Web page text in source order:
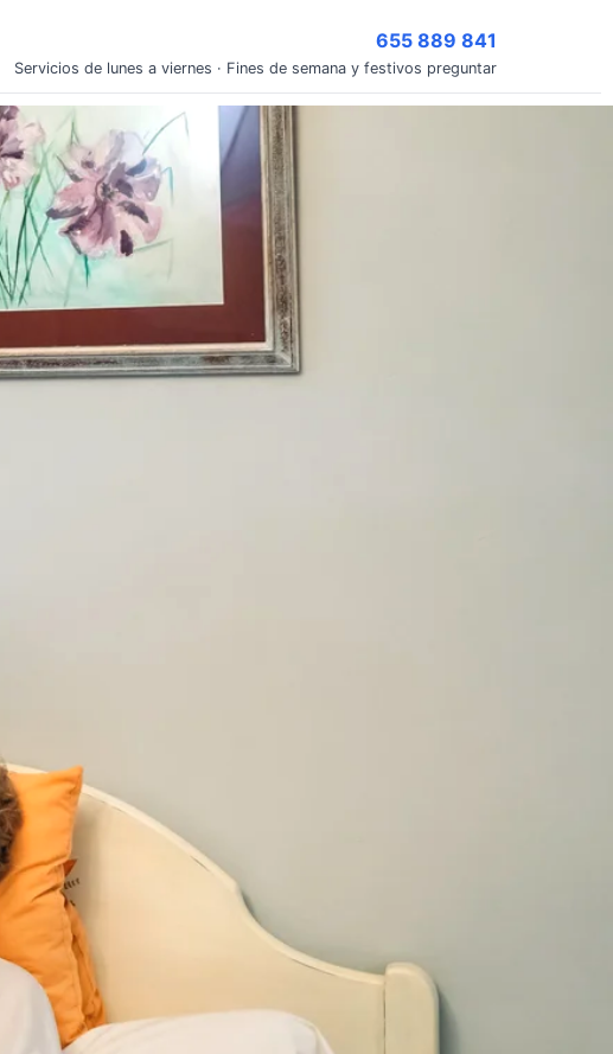
655 889 841
Servicios de lunes a viernes · Fines de semana y festivos preguntar